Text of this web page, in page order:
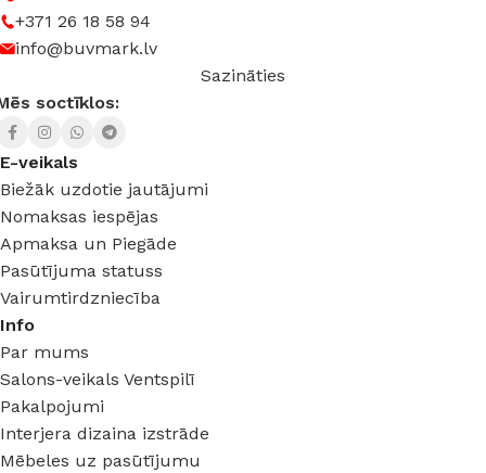
+371 26 18 58 94
info@buvmark.lv
Sazināties
soctīklos:
E-veikals
Biežāk uzdotie jautājumi
Nomaksas iespējas
Apmaksa un Piegāde
Pasūtījuma statuss
Vairumtirdzniecība
Info
Par mums
Salons-veikals Ventspilī
Pakalpojumi
Interjera dizaina izstrāde
Mēbeles uz pasūtījumu